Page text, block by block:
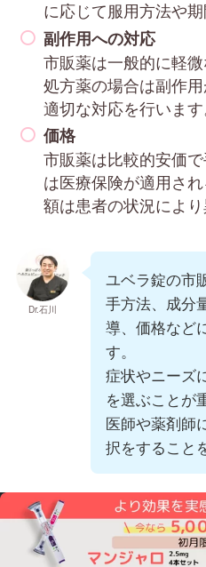
に応じて服用方法や期
副作用への対応
市販薬は一般的に軽微
処方薬の場合は副作
適切な対応を行います
価格
市販薬は比較的安価
は医療保険が適用さ
額は患者の状況により
Dr.石川
ユベラ錠の市
手方法、成分
導、価格など
す。
症状やニーズ
を選ぶことが
医師や薬剤師
択をすること
PRニキビ専門オン
『東京ミレニアルク